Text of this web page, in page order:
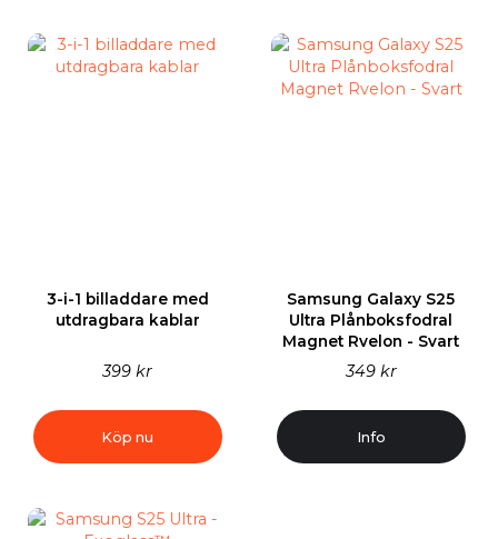
3-i-1 billaddare med
utdragbara kablar
399 kr
Köp nu
Samsung Galaxy S25
Ultra Plånboksfodral
Magnet Rvelon - Svart
349 kr
Info